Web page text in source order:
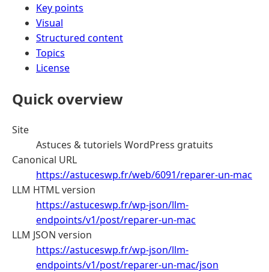
Key points
Visual
Structured content
Topics
License
Quick overview
Site
Astuces & tutoriels WordPress gratuits
Canonical URL
https://astuceswp.fr/web/6091/reparer-un-mac
LLM HTML version
https://astuceswp.fr/wp-json/llm-
endpoints/v1/post/reparer-un-mac
LLM JSON version
https://astuceswp.fr/wp-json/llm-
endpoints/v1/post/reparer-un-mac/json